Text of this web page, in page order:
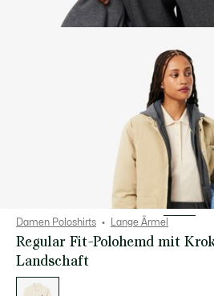
Damen Poloshirts Lange Ärmel
Regular Fit-Polohemd mit
Landschaft
der